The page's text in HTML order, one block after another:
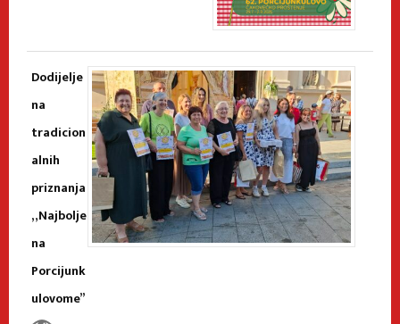
Dodijelje
na
tradicion
alnih
priznanja
„Najbolje
na
Porcijunk
ulovome”